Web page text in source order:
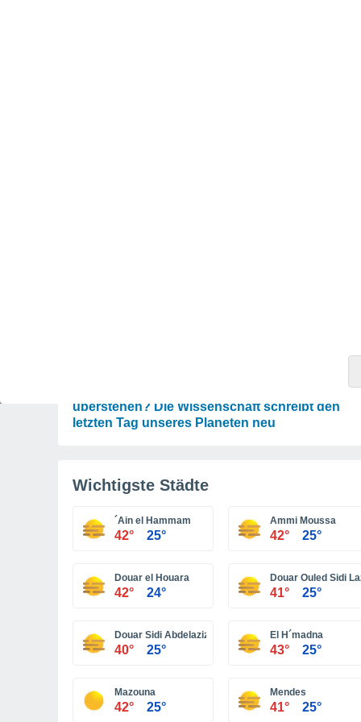
überstehen? Die Wissenschaft schreibt den
letzten Tag unseres Planeten neu
Wichtigste Städte
´Ain el Hammam
42° 25°
Ammi Moussa
42° 25°
Douar el Houara
42° 24°
Douar Ouled Sidi
41° 25°
Douar Sidi Abdelaziz
40° 25°
El H´madna
43° 25°
Mazouna
42° 25°
Mendes
41° 25°